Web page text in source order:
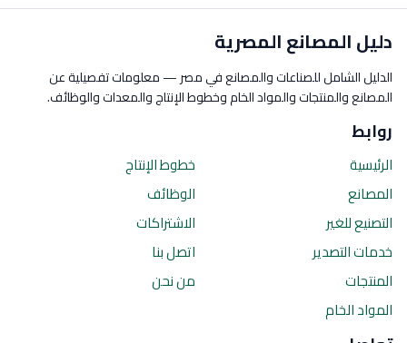
دليل المصانع المصرية
الدليل الشامل للصناعات والمصانع في مصر — معلومات تفصيلية عن
المصانع والمنتجات والمواد الخام وخطوط الإنتاج والمعدات والوظائف.
روابط
الرئيسية
المصانع
التصنيع للغير
خدمات التصدير
المنتجات
المواد الخام
خطوط الإنتاج
الوظائف
الاشتراكات
اتصل بنا
من نحن